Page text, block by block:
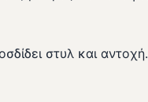
στυλ και αντοχή.